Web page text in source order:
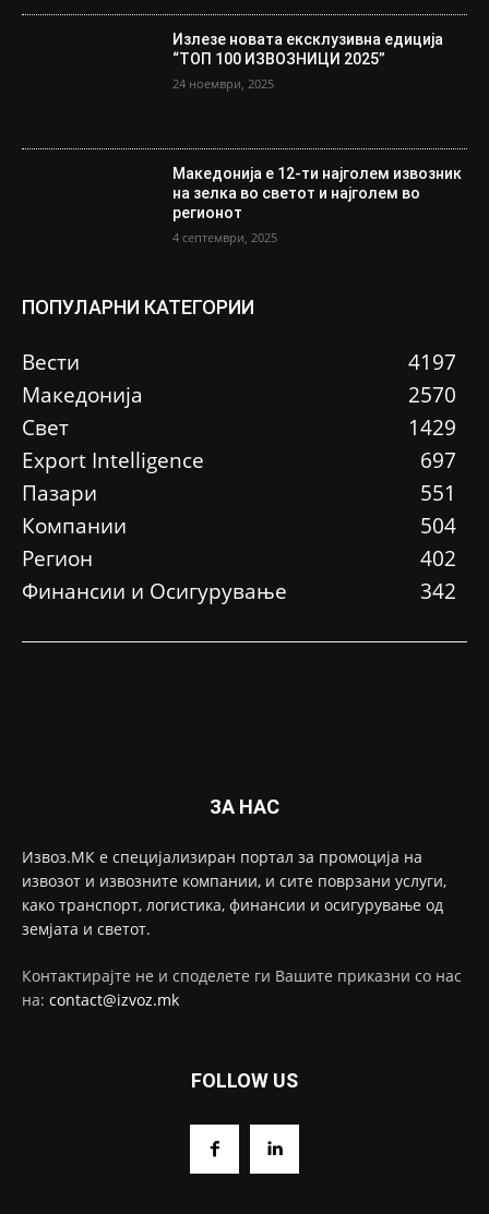
Излезе новата ексклузивна едиција
“ТОП 100 ИЗВОЗНИЦИ 2025”
24 ноември, 2025
Македонија е 12-ти најголем извозник
на зелка во светот и најголем во
регионот
4 септември, 2025
ПОПУЛАРНИ КАТЕГОРИИ
Вести
4197
Македонија
2570
Свет
1429
Еxport Intelligence
697
Пазари
551
Компании
504
Регион
402
Финансии и Осигурување
342
ЗА НАС
Извоз.МК е специјализиран портал за промоција на
извозот и извозните компании, и сите поврзани услуги,
како транспорт, логистика, финансии и осигурување од
земјата и светот.
Контактирајте не и споделете ги Вашите приказни со нас
на: contact@izvoz.mk
FOLLOW US